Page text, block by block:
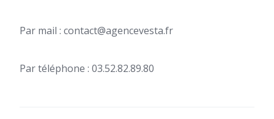
Par mail : contact@agencevesta.fr
Par téléphone : 03.52.82.89.80